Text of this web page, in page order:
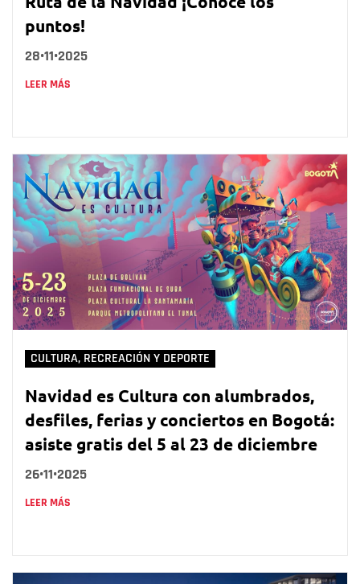
puntos!
28•11•2025
LEER MÁS
CULTURA, RECREACIÓN Y DEPORTE
Navidad es Cultura con alumbrados,
desfiles, ferias y conciertos en Bogotá:
asiste gratis del 5 al 23 de diciembre
26•11•2025
LEER MÁS